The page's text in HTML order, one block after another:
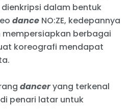
dienkripsi dalam bentuk
dance NO:ZE, kedepannya
berbagai
koreografi mendapat
danceryang terkenal
penari latar untuk